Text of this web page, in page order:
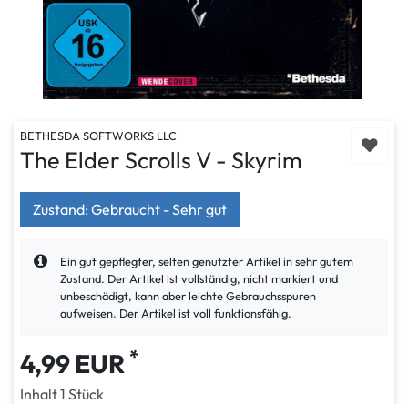
BETHESDA SOFTWORKS LLC
The Elder Scrolls V - Skyrim
Zustand: Gebraucht - Sehr gut
Ein gut gepflegter, selten genutzter Artikel in sehr gutem
Zustand. Der Artikel ist vollständig, nicht markiert und
unbeschädigt, kann aber leichte Gebrauchsspuren
aufweisen. Der Artikel ist voll funktionsfähig.
4,99 EUR *
Inhalt1 Stück